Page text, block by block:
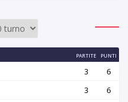
PARTITE PUNTI
3
6
3
6